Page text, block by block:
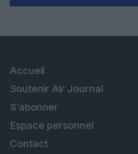
Accueil
Soutenir Air Journal
S’abonner
Espace personnel
Contact